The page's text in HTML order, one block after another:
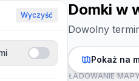
Wyczyść Domki w
Dowolny
ŁADOWANIE
Pokaż na